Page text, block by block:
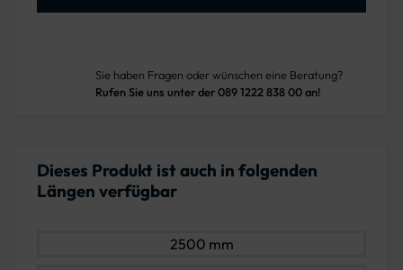
Sie haben Fragen oder wünschen eine Beratung?
Rufen Sie uns unter der 089 1222 838 00 an!
Dieses Produkt ist auch in folgenden
Längen verfügbar
2500 mm